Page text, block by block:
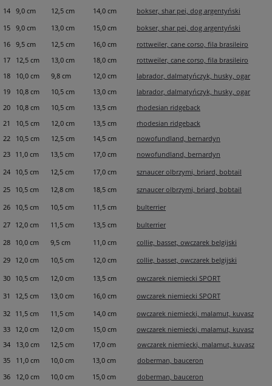
14
9,0 cm 12,5 cm 14,0 cm
bokser, shar pei, dog argentyński
15
9,0 cm 13,0 cm 15,0 cm
bokser, shar pei, dog argentyński
16
9,5 cm 12,5 cm 16,0 cm
rottweiler, cane corso, fila brasileiro
17
12,5 cm 13,0 cm 18,0 cm
rottweiler, cane corso, fila brasileiro
18
10,0 cm 9,8 cm 12,0 cm
labrador, dalmatyńczyk, husky, ogar
19
10,8 cm 10,5 cm 13,0 cm
labrador, dalmatyńczyk, husky, ogar
20
10,8 cm 10,5 cm 13,5 cm
rhodesian ridgeback
21
10,5 cm 12,0 cm 13,5 cm
rhodesian ridgeback
22
10,5 cm 12,5 cm 14,5 cm
nowofundland, bernardyn
23
11,0 cm 13,5 cm 17,0 cm nowofundland, bernardyn
24 10,5 cm 12,5 cm 17,0 cm sznaucer olbrzymi, briard, bobtail
25 10,5 cm 12,8 cm 18,5 cm sznaucer olbrzymi, briard, bobtail
26 10,5 cm 10,5 cm 11,5 cm bulterrier
27 12,0 cm 11,5 cm 13,5 cm bulterrier
28 10,0 cm 9,5 cm 11,0 cm collie, basset, owczarek belgijski
29 12,0 cm 10,5 cm 12,0 cm collie, basset, owczarek belgijski
30 10,5 cm 12,0 cm 13,5 cm owczarek niemiecki SPORT
31 12,5 cm 13,0 cm 16,0 cm owczarek niemiecki SPORT
32 11,5 cm 11,5 cm 14,0 cm
owczarek niemiecki, malamut, kuvasz
33
12,0 cm 12,0 cm 15,0 cm
owczarek niemiecki, malamut, kuvasz
34
13,0 cm 12,5 cm 17,0 cm
owczarek niemiecki, malamut, kuvasz
35
11,0 cm 10,0 cm 13,0 cm
doberman, bauceron
36
12,0 cm 10,0 cm 15,0 cm
doberman, bauceron